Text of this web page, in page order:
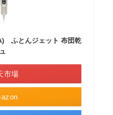
ふとんジェット 布団乾
市場